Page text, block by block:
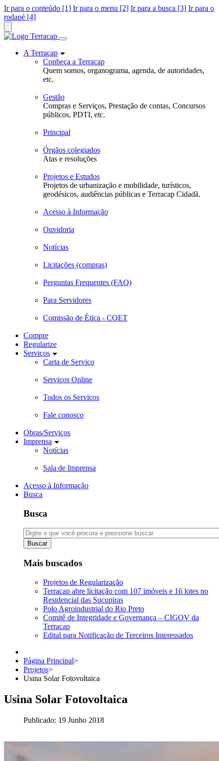
Ir para o conteúdo [1] Ir para o menu [2] Ir para a busca [3] Ir para o
rodapé [4]
A Terracap
Conheça a Terracap
Quem somos, organograma, agenda, de autoridades,
etc.
Gestão
Compras e Serviços, Prestação de contas, Concursos
públicos, PDTI, etc.
Principal
Órgãos colegiados
Atas e resoluções
Projetos e Estudos
Projetos de urbanização e mobilidade, turísticos,
geodésicos, audiências públicas e Terracap Cidadã.
Acesso à Informação
Ouvidoria
Notícias
Licitações (compras)
Perguntas Frequentes (FAQ)
Para Servidores
Comissão de Ética - COET
Compre
Regularize
Serviços
Carta de Serviço
Serviços Online
Todos os Serviços
Fale conosco
Obras/Serviços
Imprensa
Notícias
Sala de Imprensa
Acesso à Informação
Busca
Busca
Buscar
Mais buscados
Projetos de Regularização
Terracap abre licitação com 107 imóveis e 16 lotes no
Residencial das Sucupiras
Polo Agroindustrial do Rio Preto
Comitê de Integridade e Governança – CIGOV da
Terracap
Edital para Notificação de Terceiros Interessados
Página Principal>
Projetos>
Usina Solar Fotovoltaica
Usina Solar Fotovoltaica
Publicado: 19 Junho 2018